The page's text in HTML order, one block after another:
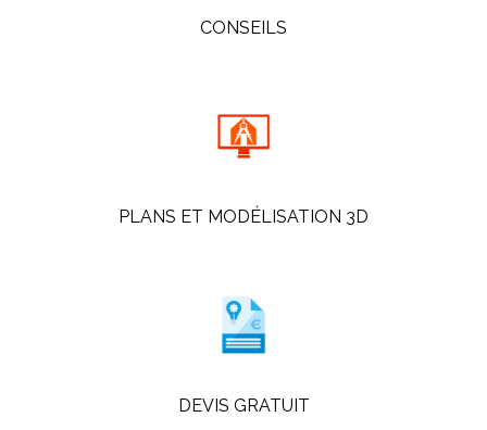
CONSEILS
PLANS ET MODÉLISATION 3D
DEVIS GRATUIT